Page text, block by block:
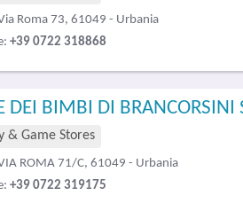
Roma 73, 61049 - Urbania
+39 0722 318868
DEI BIMBI DI BRANCORSINI
& Game Stores
ROMA 71/C, 61049 - Urbania
+39 0722 319175